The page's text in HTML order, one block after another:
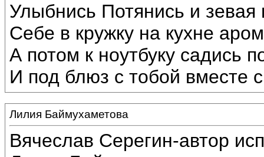
Улыбнись Потянись и зевая
Себе в кружку на кухне
А потом к ноутбуку садись
И под блюз с тобой вместе
Лилия Баймухаметова
Вячеслав Серегин-автор